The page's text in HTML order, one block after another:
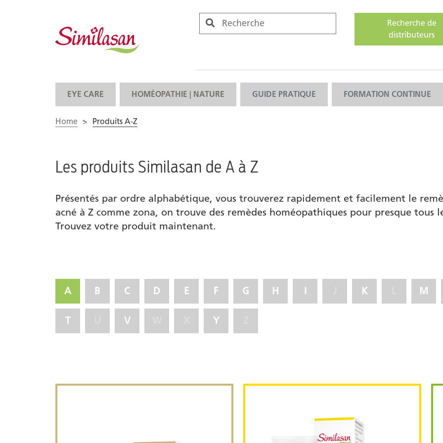
Recherche de
distributeurs
EYE CARE HOMÉOPATHIE | NATURE GUIDE PRATIQUE FORMATION CONTINUE
Home > Produits A-Z
Les produits Similasan de A à Z
Présentés par ordre alphabétique, vous trouverez rapidement et facilement le
acné à Z comme zona, on trouve des remèdes homéopathiques pour presque tous
Trouvez votre produit maintenant.
A B C D E F G H I K M
T V Y